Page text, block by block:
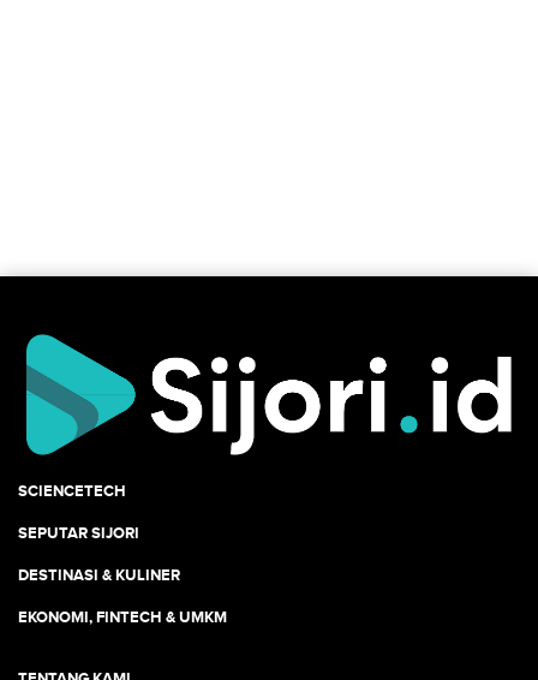
SCIENCETECH
SEPUTAR SIJORI
DESTINASI & KULINER
EKONOMI, FINTECH & UMKM